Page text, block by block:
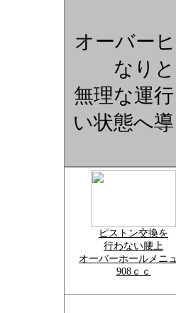
オーバー
なり
無理な運
い状態へ
ピストン交換を
行わない腰上
オーバーホールメニ
908ｃｃ